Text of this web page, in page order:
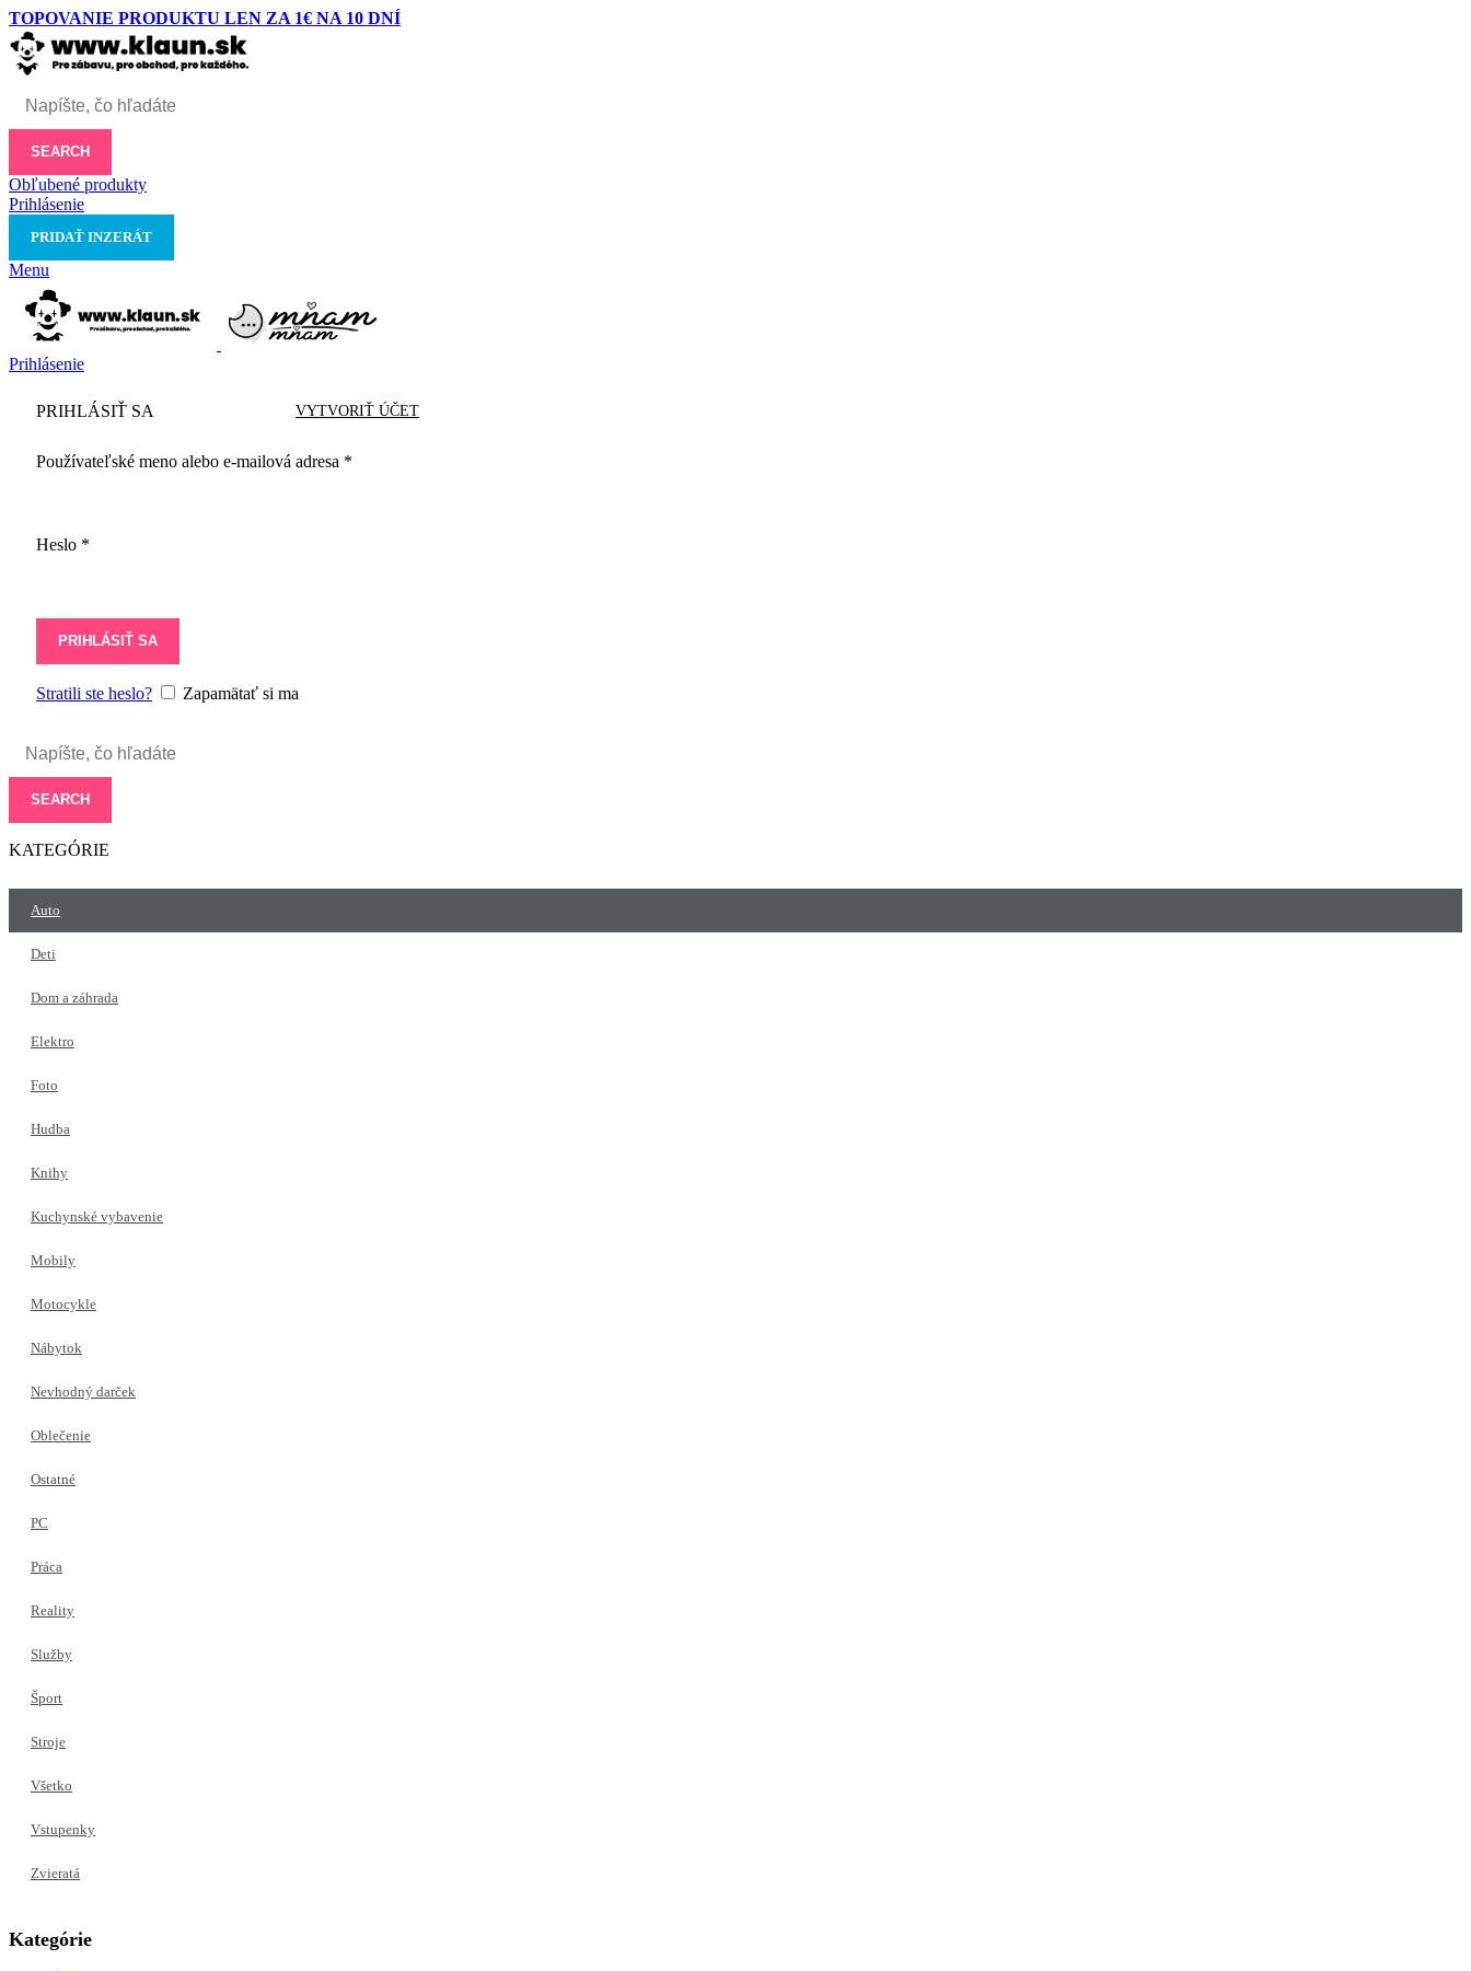
TOPOVANIE PRODUKTU LEN ZA 1€ NA 10 DNÍ
SEARCH
Obľubené produkty
Prihlásenie
PRIDAŤ INZERÁT
Menu
Prihlásenie
PRIHLÁSIŤ SA VYTVORIŤ ÚČET
Používateľské meno alebo e-mailová adresa *
Heslo *
PRIHLÁSIŤ SA
Stratili ste heslo? Zapamätať si ma
SEARCH
KATEGÓRIE
Auto
Deti
Dom a záhrada
Elektro
Foto
Hudba
Knihy
Kuchynské vybavenie
Mobily
Motocykle
Nábytok
Nevhodný darček
Oblečenie
Ostatné
PC
Práca
Reality
Služby
Šport
Stroje
Všetko
Vstupenky
Zvieratá
Kategórie